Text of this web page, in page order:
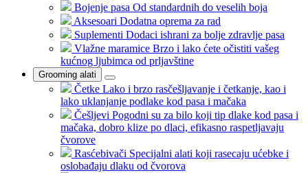
Bojenje pasa Od standardnih do veselih boja
Aksesoari Dodatna oprema za rad
Suplementi Dodaci ishrani za bolje zdravlje pasa
Vlažne maramice Brzo i lako ćete očistiti vašeg
kućnog ljubimca od prljavštine
Grooming alati
Četke Lako i brzo rasčešljavanje i četkanje, kao i
lako uklanjanje podlake kod pasa i mačaka
Češljevi Pogodni su za bilo koji tip dlake kod pasa i
mačaka, dobro klize po dlaci, efikasno raspetljavaju
čvorove
Rasćebivači Specijalni alati koji rasecaju ućebke i
oslobađaju dlaku od čvorova